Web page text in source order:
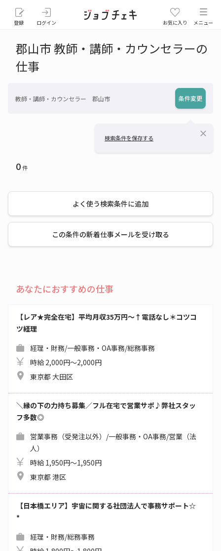
登録 ログイン お気に入り メニュー
郡山市 教師・講師・カウンセラーの
仕事
教師・講師・カウンセラー 郡山市 条件変更
検索条件を保存する close
0件
よく使う検索条件に追加
この条件の新着仕事メールを受け取る
あなたにおすすめの仕事
【レア★完全在宅】平均月収35万円～↑電話なし＊コツコ
ツ経理
経理・財務/一般事務・OA事務/総務事務
時給 2,000円～2,000円
東京都 大田区
＼縁の下の力持ち募集／フル在宅で営業サポ♪弊社スタッ
フ多数◎
営業事務（受発注以外）/一般事務・OA事務/営業（法
人）
時給 1,950円～1,950円
東京都 港区
【日本橋エリア】宇宙に関する社団法人で事務サポート☆
*
経理・財務/総務事務